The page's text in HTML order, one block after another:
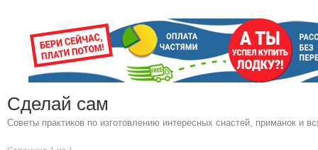
Сделай сам
Советы практиков по изготовлению интересных снастей, приманок и